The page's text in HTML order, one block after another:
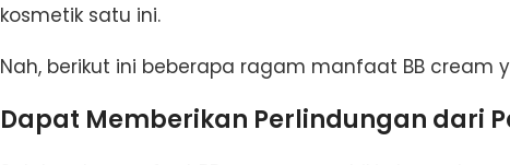
kosmetik satu ini.
Nah, berikut ini beberapa ragam manfaat BB cream
Dapat Memberikan Perlindungan dari